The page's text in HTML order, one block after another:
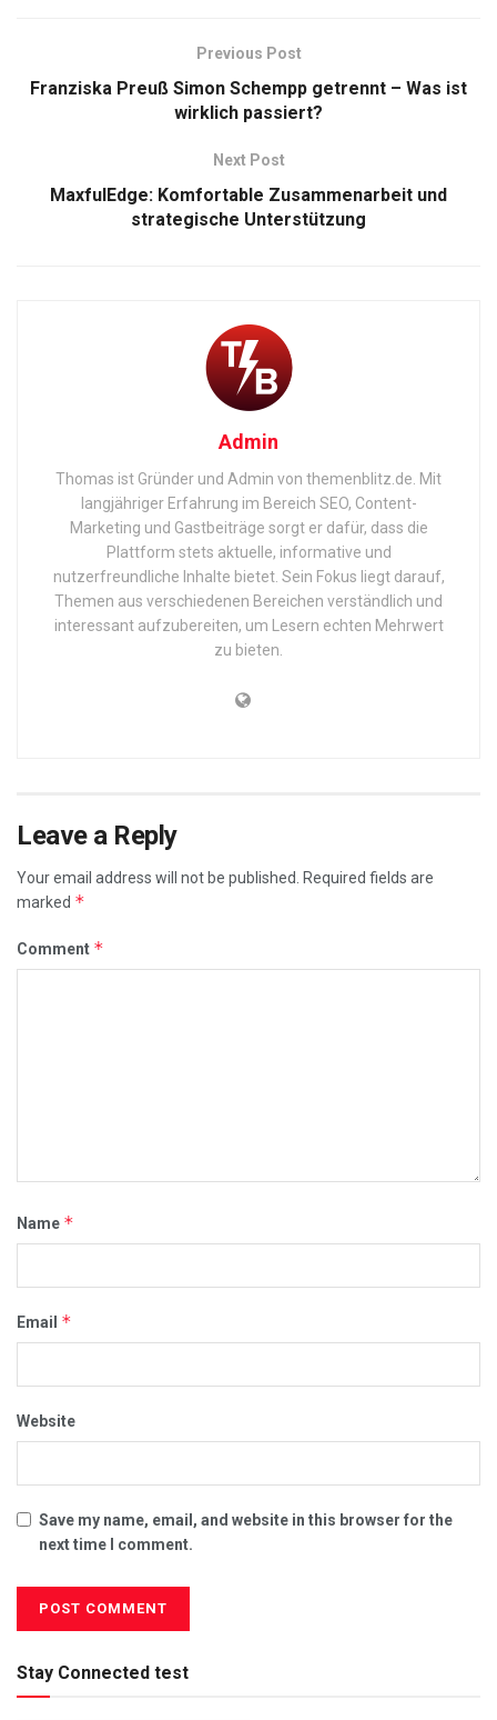
Previous Post
Franziska Preuß Simon Schempp getrennt – Was ist
wirklich passiert?
Next Post
MaxfulEdge: Komfortable Zusammenarbeit und
strategische Unterstützung
Admin
Thomas ist Gründer und Admin von themenblitz.de. Mit
langjähriger Erfahrung im Bereich SEO, Content-
Marketing und Gastbeiträge sorgt er dafür, dass die
Plattform stets aktuelle, informative und
nutzerfreundliche Inhalte bietet. Sein Fokus liegt darauf,
Themen aus verschiedenen Bereichen verständlich und
interessant aufzubereiten, um Lesern echten Mehrwert
zu bieten.
Leave a Reply
Your email address will not be published. Required fields are
marked *
Comment *
Name *
Email *
Website
Save my name, email, and website in this browser for the
next time I comment.
Stay Connected test